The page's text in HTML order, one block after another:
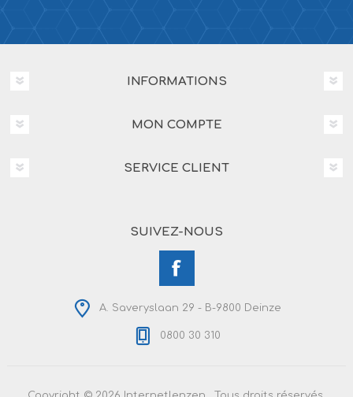
INFORMATIONS
MON COMPTE
SERVICE CLIENT
SUIVEZ-NOUS
A. Saveryslaan 29 - B-9800 Deinze
0800 30 310